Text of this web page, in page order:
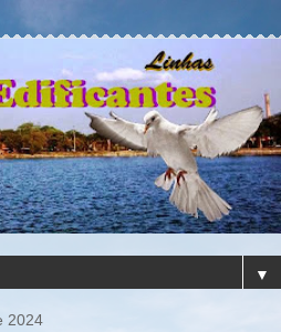
▼
2024